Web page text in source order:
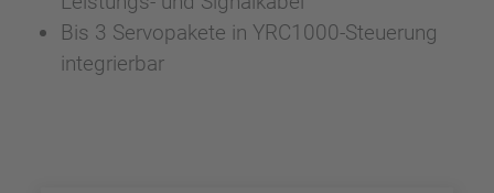
Bis 3 Servopakete in YRC1000-Steuerung
integrierbar